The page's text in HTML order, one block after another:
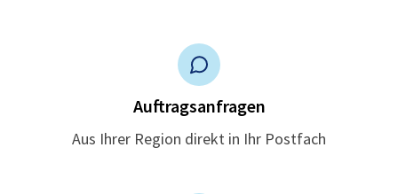
Auftragsanfragen
Aus Ihrer Region direkt in Ihr Postfach